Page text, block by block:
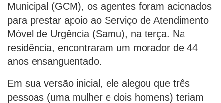
Municipal (GCM), os agentes foram acionados
para prestar apoio ao Serviço de Atendimento
Móvel de Urgência (Samu), na terça. Na
residência, encontraram um morador de 44
anos ensanguentado.
Em sua versão inicial, ele alegou que três
pessoas (uma mulher e dois homens) teriam